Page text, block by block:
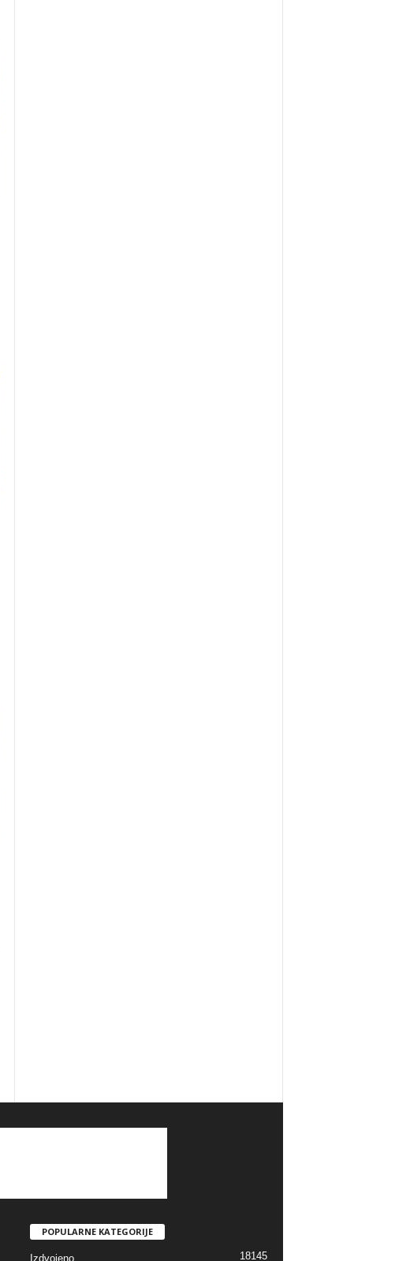
POPULARNE KATEGORIJE
Izdvojeno 18145